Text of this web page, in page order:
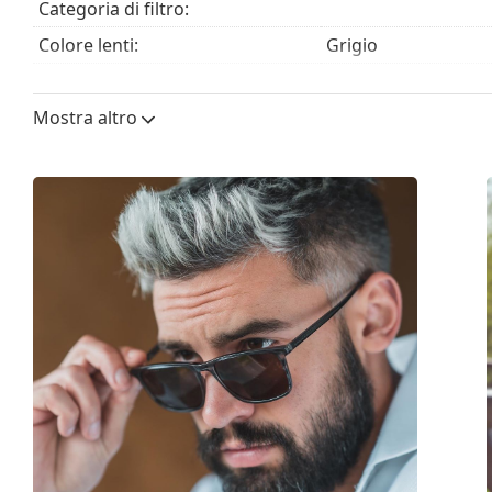
Categoria di filtro:
Colore lenti:
Grigio
Diametro lente (Calibro):
Filtro UV 400:
Sì
Montatura
Forma montatura:
Squadrata
Colore montatura:
Nero
Materiale montatura:
Eco-friendly - Bio-
Taglia:
M
Larghezza montatura:
136 mm
Lunghezza asta (Asta):
145 mm
Ponte:
16 mm
Mostra altro